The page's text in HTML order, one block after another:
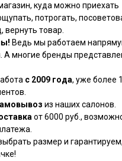
куда можно приехать
потрогать,
вернуть товар.
Ведь мы работаем
А многие бренды
с 2009 года, уже более
из наших салонов.
от 6000 руб.,
размер и